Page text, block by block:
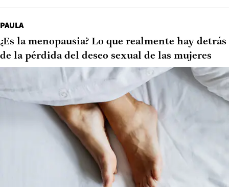
PAULA
¿Es la menopausia? Lo que realmente hay detrás
de la pérdida del deseo sexual de las mujeres